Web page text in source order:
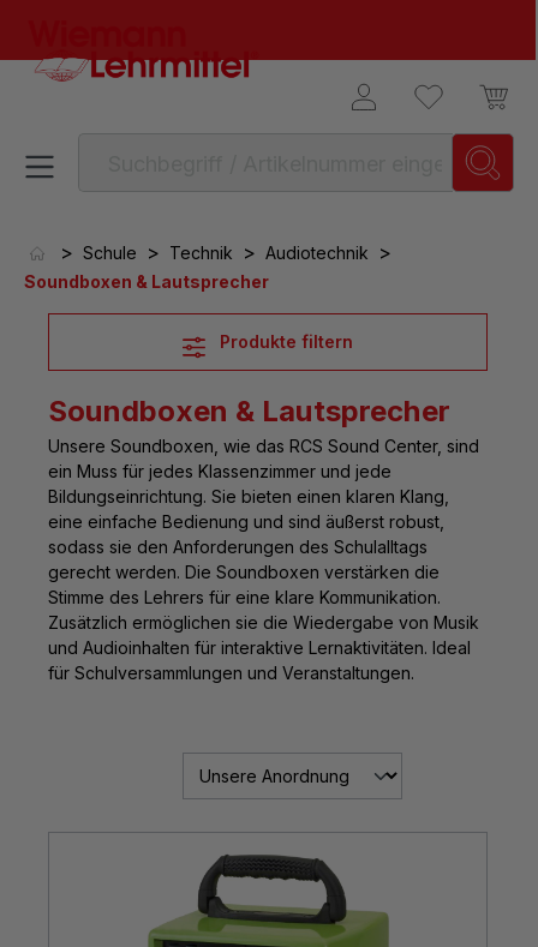
> Schule > Technik > Audiotechnik >
Soundboxen & Lautsprecher
Produkte filtern
Soundboxen & Lautsprecher
Unsere Soundboxen, wie das RCS Sound Center, sind
ein Muss für jedes Klassenzimmer und jede
Bildungseinrichtung. Sie bieten einen klaren Klang,
eine einfache Bedienung und sind äußerst robust,
sodass sie den Anforderungen des Schulalltags
gerecht werden. Die Soundboxen verstärken die
Stimme des Lehrers für eine klare Kommunikation.
Zusätzlich ermöglichen sie die Wiedergabe von Musik
und Audioinhalten für interaktive Lernaktivitäten. Ideal
für Schulversammlungen und Veranstaltungen.